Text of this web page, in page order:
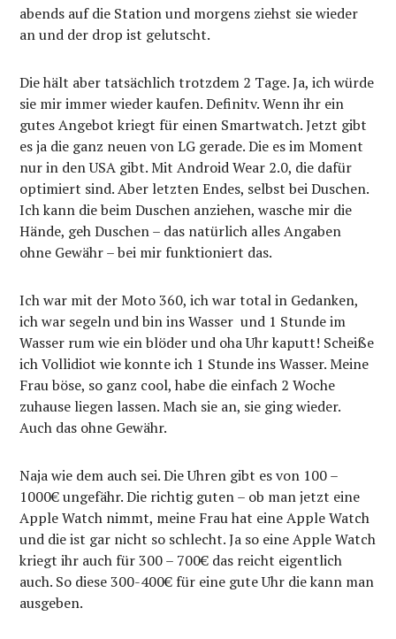
abends auf die Station und morgens ziehst sie wieder
an und der drop ist gelutscht.
Die hält aber tatsächlich trotzdem 2 Tage. Ja, ich würde
sie mir immer wieder kaufen. Definitv. Wenn ihr ein
gutes Angebot kriegt für einen Smartwatch. Jetzt gibt
es ja die ganz neuen von LG gerade. Die es im Moment
nur in den USA gibt. Mit Android Wear 2.0, die dafür
optimiert sind. Aber letzten Endes, selbst bei Duschen.
Ich kann die beim Duschen anziehen, wasche mir die
Hände, geh Duschen – das natürlich alles Angaben
ohne Gewähr – bei mir funktioniert das.
Ich war mit der Moto 360, ich war total in Gedanken,
ich war segeln und bin ins Wasser und 1 Stunde im
Wasser rum wie ein blöder und oha Uhr kaputt! Scheiße
ich Vollidiot wie konnte ich 1 Stunde ins Wasser. Meine
Frau böse, so ganz cool, habe die einfach 2 Woche
zuhause liegen lassen. Mach sie an, sie ging wieder.
Auch das ohne Gewähr.
Naja wie dem auch sei. Die Uhren gibt es von 100 –
1000€ ungefähr. Die richtig guten – ob man jetzt eine
Apple Watch nimmt, meine Frau hat eine Apple Watch
und die ist gar nicht so schlecht. Ja so eine Apple Watch
kriegt ihr auch für 300 – 700€ das reicht eigentlich
auch. So diese 300-400€ für eine gute Uhr die kann man
ausgeben.